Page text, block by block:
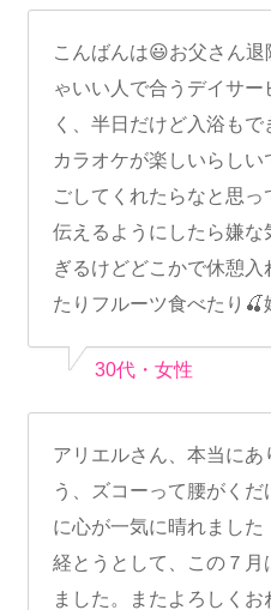
こんばんは😃お父さん
ゃいい人で合うデイサ
く、半日だけど入浴も
カラオケが楽しいらし
ごしてくれたらなと思
伝えるようにしたら嫌
ぎるけどどこかで休憩
たりフルーツ食べたり🍒
30代・女性
アリエルさん、本当に
う、ズコーって腰がく
に心が一気に晴れまし
経とうとして、この７
ました。またよろしく